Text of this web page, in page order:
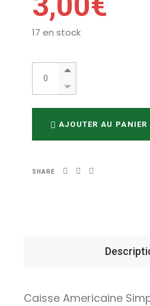
17 en stock
CAISSE AMERICAINE
AJOUTER AU PANIER
SHARE
Caisse Americaine